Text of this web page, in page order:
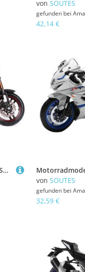
von SOUTES
gefunden bei
42,14 €
Motorradmodell Sammlung Spielzeuggeschenke 1:18 Für Harley XR 1200X 2011 Legierung Motorradmodell Diecast Metal Mini Moto Series
von SOUTES
gefunden bei
32,59 €